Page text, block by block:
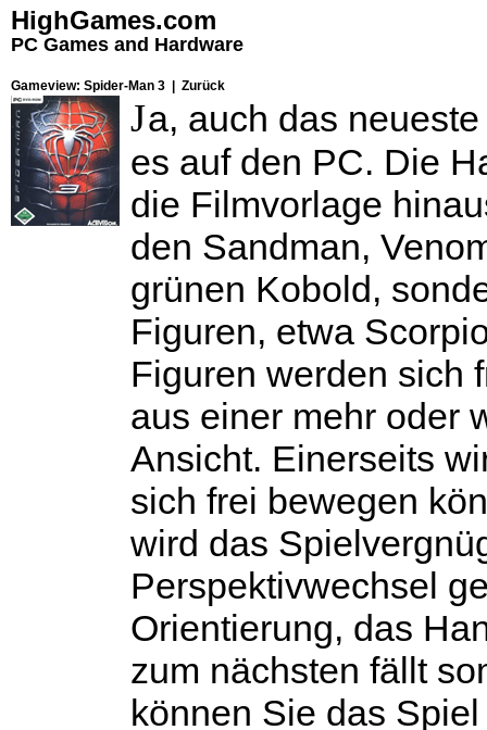
HighGames.com
PC Games and Hardware
Gameview: Spider-Man 3 | Zurück
Ja, auch das
es auf den PC. Die
die Filmvorlage
den Sandman,
grünen Kobold,
Figuren, etwa
Figuren werden sich
aus einer mehr oder
Ansicht. Einerseits
sich frei bewegen
wird das
Perspektivwechsel
Orientierung, das
zum nächsten fällt
können Sie das